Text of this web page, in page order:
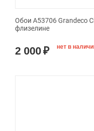
Обои A53706 Grandeco
флизелине
2 000₽ нет в